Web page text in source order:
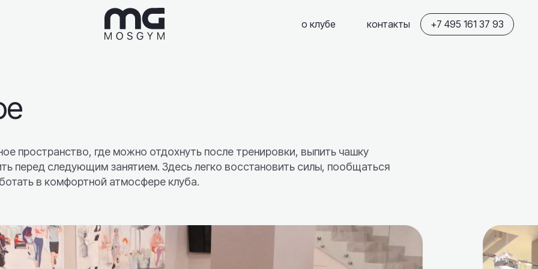
о клубе контакты +7 495 161 37 93
пространство, где можно отдохнуть после тренировки, выпить чашку
перед следующим занятием. Здесь легко восстановить силы, пообщаться
в комфортной атмосфере клуба.